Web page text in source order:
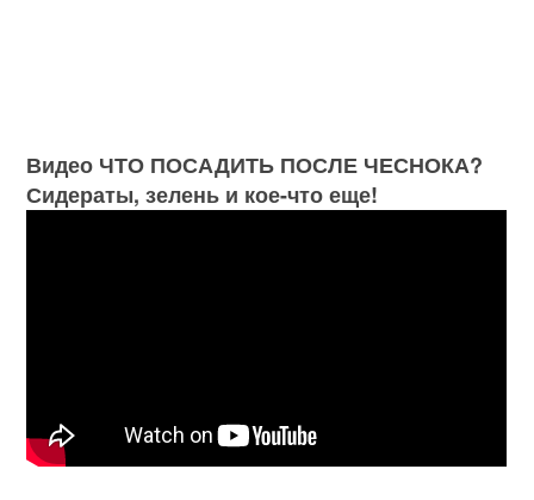
Видео ЧТО ПОСАДИТЬ ПОСЛЕ ЧЕСНОКА?
Сидераты, зелень и кое-что еще!